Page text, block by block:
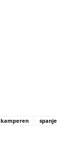
kamperen spanje